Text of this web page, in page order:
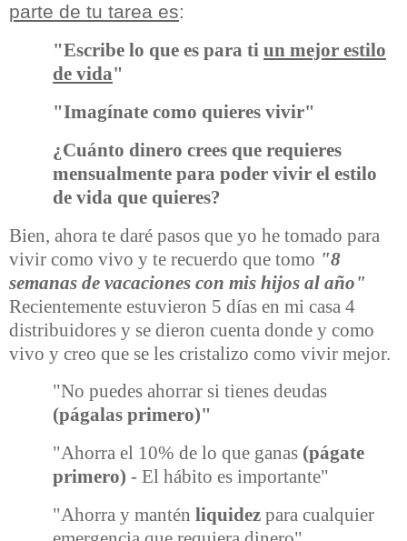
parte de tu tarea es:
"Escribe lo que es para ti un mejor estilo
de vida"
"Imagínate como quieres vivir"
¿Cuánto dinero crees que requieres
mensualmente para poder vivir el estilo
de vida que quieres?
Bien, ahora te daré pasos que yo he tomado para
vivir como vivo y te recuerdo que tomo "8
semanas de vacaciones con mis hijos al año"
Recientemente estuvieron 5 días en mi casa 4
distribuidores y se dieron cuenta donde y como
vivo y creo que se les cristalizo como vivir mejor.
"No puedes ahorrar si tienes deudas
(págalas primero)"
"Ahorra el 10% de lo que ganas (págate
primero) - El hábito es importante"
"Ahorra y mantén liquidez para cualquier